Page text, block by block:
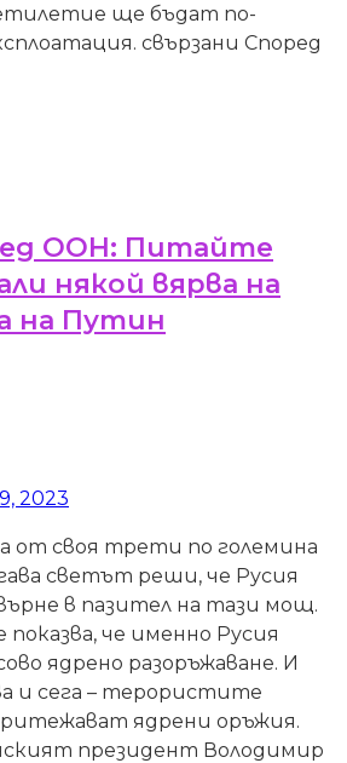
ще бъдат по-
свързани Според
ООН: Питайте
някой вярва на
на Путин
2023
от своя трети по големина
светът реши, че Русия
в пазител на тази мощ.
че именно Русия
ядрено разоръжаване. И
и сега – терористите
ядрени оръжия.
президент Володимир